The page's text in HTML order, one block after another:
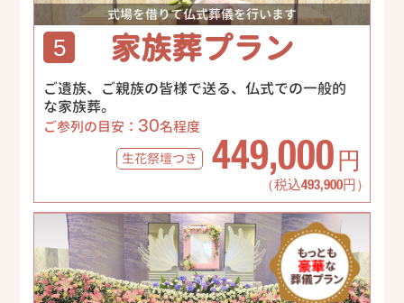
式場を借りて仏式葬儀を行います
5 家族葬プラン
ご遺族、ご親族の皆様で送る、仏式での一般的
な家族葬。
ご参列の目安： 30名程度
生花祭壇つき 449,000 円
（税込493,900円）